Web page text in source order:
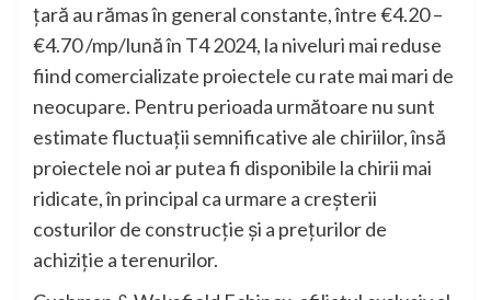
țară au rămas în general constante, între €4.20 –
€4.70 /mp/lună în T4 2024, la niveluri mai reduse
fiind comercializate proiectele cu rate mai mari de
neocupare. Pentru perioada următoare nu sunt
estimate fluctuații semnificative ale chiriilor, însă
proiectele noi ar putea fi disponibile la chirii mai
ridicate, în principal ca urmare a creșterii
costurilor de construcție și a prețurilor de
achiziție a terenurilor.